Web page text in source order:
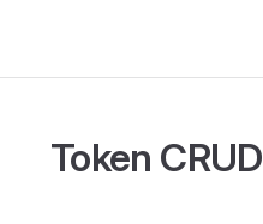
Token CRUD